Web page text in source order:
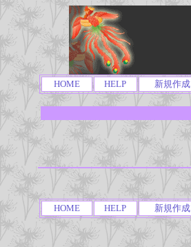
HOME HELP 新規作成
HOME HELP 新規作成